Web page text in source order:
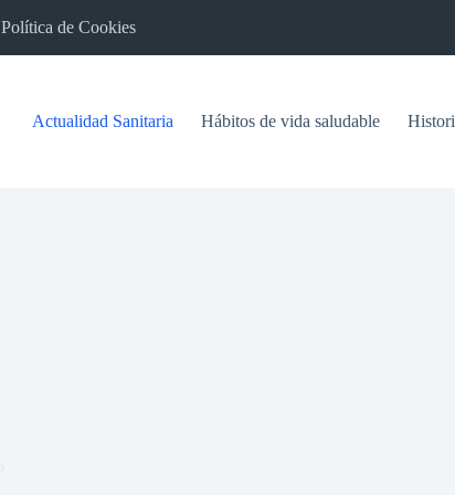
Política de Cookies
Actualidad Sanitaria Hábitos de vida saludable